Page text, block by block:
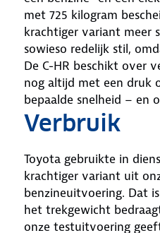
met 725 kilogram
krachtiger variant meer
sowieso redelijk stil,
De C-HR beschikt over
nog altijd met een druk
bepaalde snelheid – en
Verbruik
Toyota gebruikte in
krachtiger variant uit
benzineuitvoering. Dat
het trekgewicht
onze testuitvoering